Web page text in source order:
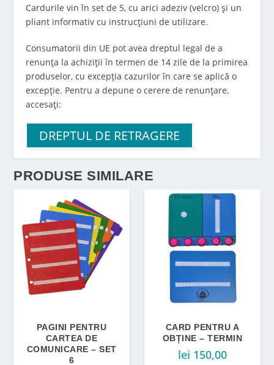
Cardurile vin în set de 5, cu arici adeziv (velcro) și un
pliant informativ cu instrucțiunide utilizare.
Consumatorii din UE pot avea dreptul legal de a
renunța la achiziții în termen de 14 zile de la primirea
produselor, cu excepția cazurilor în care se aplică o
excepție. Pentru a depune o cerere de renunțare,
accesați:
DREPTUL DE RETRAGERE
PRODUSE SIMILARE
PAGINI PENTRU
CARTEA DE
COMUNICARE – SET
6
CARD PENTRU A
OBȚINE – TERMIN
lei 150,00